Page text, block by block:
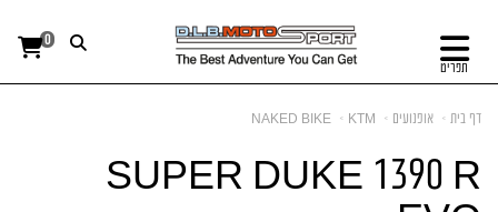
תפריט
0
דף בית אופנועים KTM
NAKED BIKE
SUPER DUKE 1390 R